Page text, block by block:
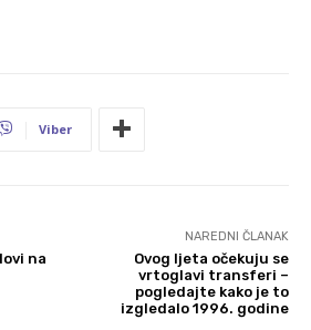
Viber
na
NAREDNI ČLANAK
Ovog ljeta očekuju se
vrtoglavi transferi –
pogledajte kako je to
izgledalo 1996. godine